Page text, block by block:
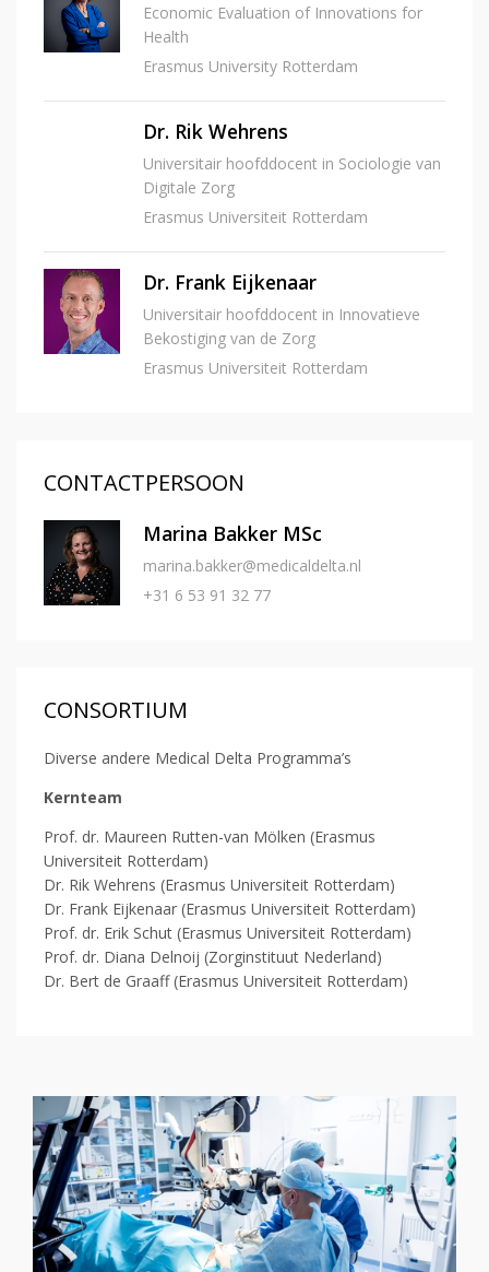
Economic Evaluation of Innovations for
Health
Erasmus University Rotterdam
Dr. Rik Wehrens
Universitair hoofddocent in Sociologie van
Digitale Zorg
Erasmus Universiteit Rotterdam
Dr. Frank Eijkenaar
Universitair hoofddocent in Innovatieve
Bekostiging van de Zorg
Erasmus Universiteit Rotterdam
CONTACTPERSOON
Marina Bakker MSc
marina.bakker@medicaldelta.nl
+31 6 53 91 32 77
CONSORTIUM
Diverse andere Medical Delta Programma’s
Kernteam
Prof. dr. Maureen Rutten-van Mölken (Erasmus
Universiteit Rotterdam)
Dr. Rik Wehrens (Erasmus Universiteit Rotterdam)
Dr. Frank Eijkenaar (Erasmus Universiteit Rotterdam)
Prof. dr. Erik Schut (Erasmus Universiteit Rotterdam)
Prof. dr. Diana Delnoij (Zorginstituut Nederland)
Dr. Bert de Graaff (Erasmus Universiteit Rotterdam)